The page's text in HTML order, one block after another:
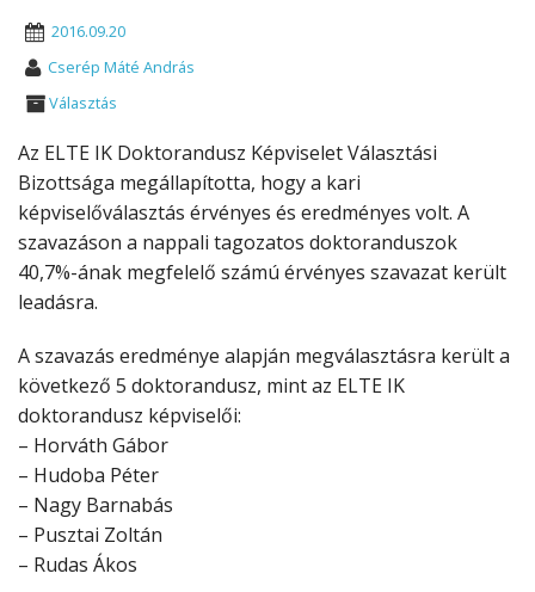
2016.09.20
Cserép Máté András
Választás
Az ELTE IK Doktorandusz Képviselet Választási
Bizottsága megállapította, hogy a kari
képviselőválasztás érvényes és eredményes volt. A
szavazáson a nappali tagozatos doktoranduszok
40,7%-ának megfelelő számú érvényes szavazat került
leadásra.
A szavazás eredménye alapján megválasztásra került a
következő 5 doktorandusz, mint az ELTE IK
doktorandusz képviselői:
– Horváth Gábor
– Hudoba Péter
– Nagy Barnabás
– Pusztai Zoltán
– Rudas Ákos